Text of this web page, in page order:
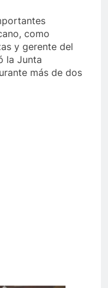
como
y gerente del
la Junta
más de dos